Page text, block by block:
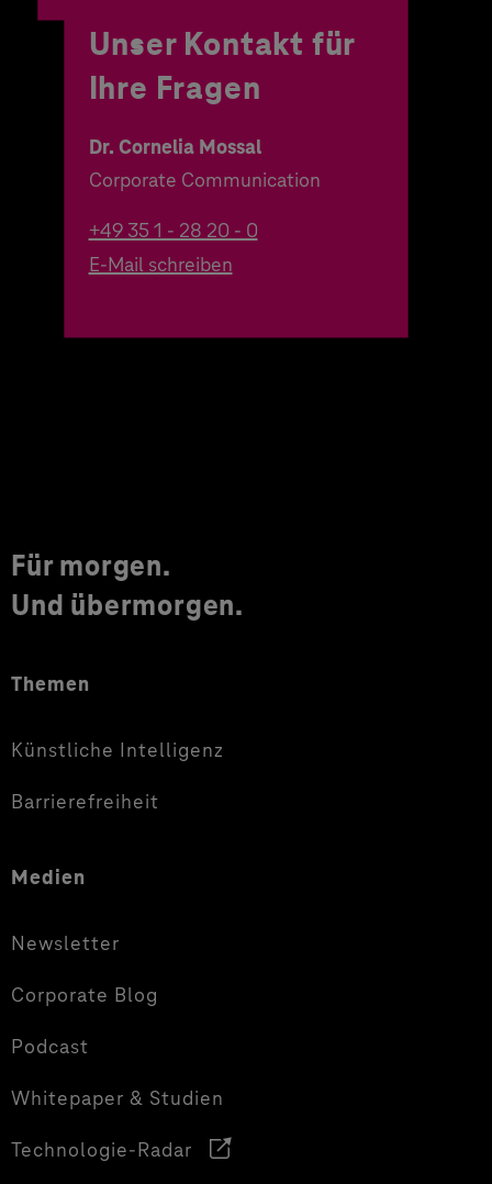
Unser Kontakt für
Ihre Fragen
Dr. Cornelia Mossal
Corporate Communication
+49 35 1 - 28 20 - 0
E-Mail schreiben
Für morgen.
Und übermorgen.
Themen
Künstliche Intelligenz
Barrierefreiheit
Medien
Newsletter
Corporate Blog
Podcast
Whitepaper & Studien
Technologie-Radar